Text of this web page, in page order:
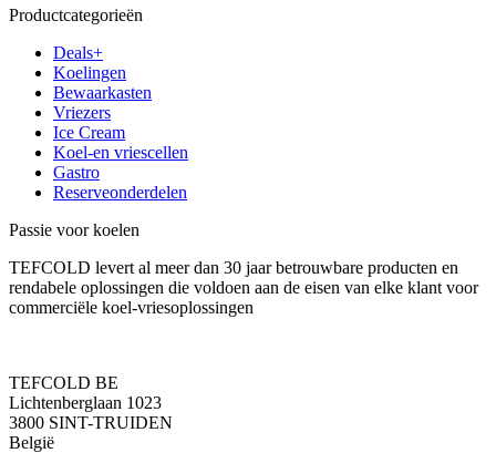
Productcategorieën
Deals+
Koelingen
Bewaarkasten
Vriezers
Ice Cream
Koel-en vriescellen
Gastro
Reserveonderdelen
Passie voor koelen
TEFCOLD levert al meer dan 30 jaar betrouwbare producten en
rendabele oplossingen die voldoen aan de eisen van elke klant voor
commerciële koel-vriesoplossingen
TEFCOLD BE
Lichtenberglaan 1023
3800 SINT-TRUIDEN
België